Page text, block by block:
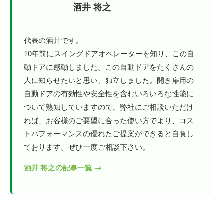
酒井 将之
代表の酒井です。
10年前にスイングドアオペレーターを知り、この自
動ドアに感動しました。この自動ドアをたくさんの
人に知らせたいと思い、独立しました。開き扉用の
自動ドアの有効性や安全性を含むいろいろな性能に
ついて熟知していますので、弊社にご相談いただけ
れば、お客様のご要望に合った使い方でより、コス
トパフォーマンスの優れたご提案ができると自負し
ております。ぜひ一度ご相談下さい。
酒井 将之の記事一覧 →